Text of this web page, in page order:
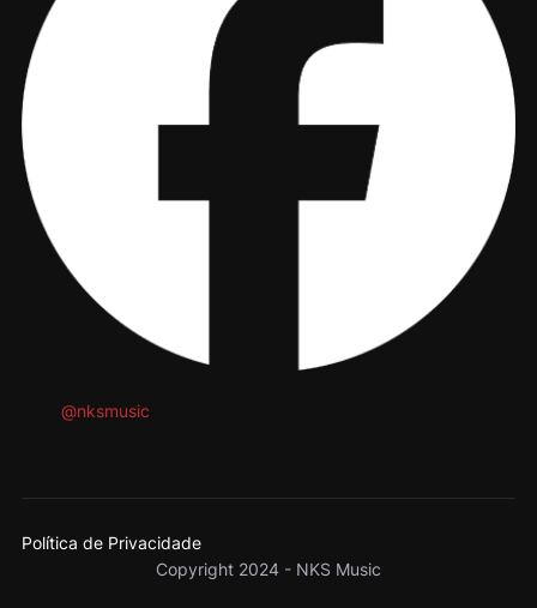
@nksmusic
Política de Privacidade
Copyright 2024 - NKS Music